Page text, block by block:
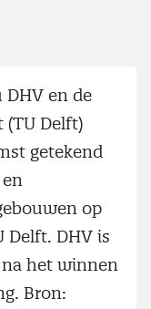
en de
Delft)
getekend
op
Delft. DHV is
het winnen
Bron: